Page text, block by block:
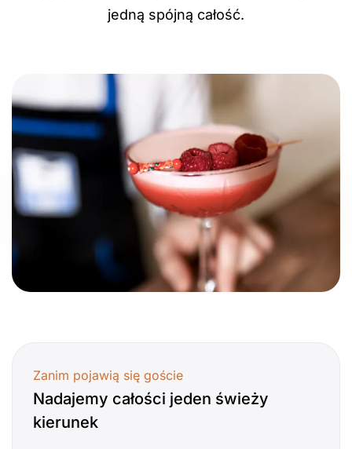
jedną spójną całość.
Zanim pojawią się goście
Nadajemy całości jeden świeży
kierunek